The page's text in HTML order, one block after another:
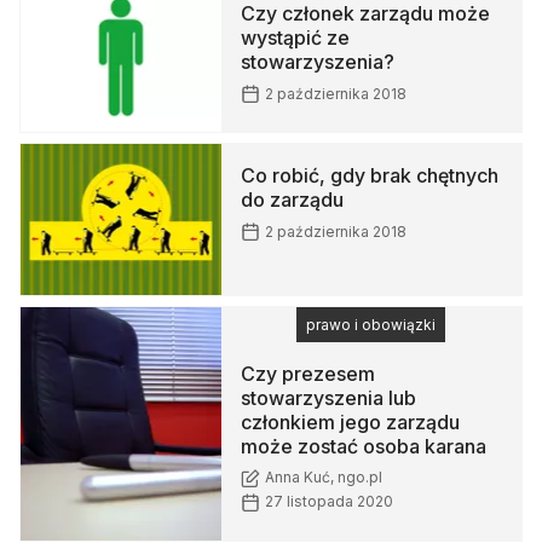
Czy członek zarządu może
wystąpić ze
stowarzyszenia?
2 października 2018
Co robić, gdy brak chętnych
do zarządu
2 października 2018
Czy prezesem
stowarzyszenia lub
członkiem jego zarządu
może zostać osoba karana
Anna Kuć, ngo.pl
27 listopada 2020
prawo i obowiązki